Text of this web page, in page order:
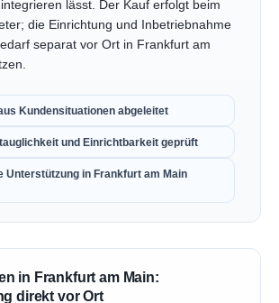
lässt. Der Kauf erfolgt beim
die Einrichtung und Inbetriebnahme
separat vor Ort in Frankfurt am
Kundensituationen abgeleitet
und Einrichtbarkeit geprüft
Unterstützung in Frankfurt am Main
in Frankfurt am Main:
direkt vor Ort